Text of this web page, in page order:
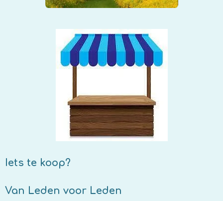
Iets te koop?
Van Leden voor Leden